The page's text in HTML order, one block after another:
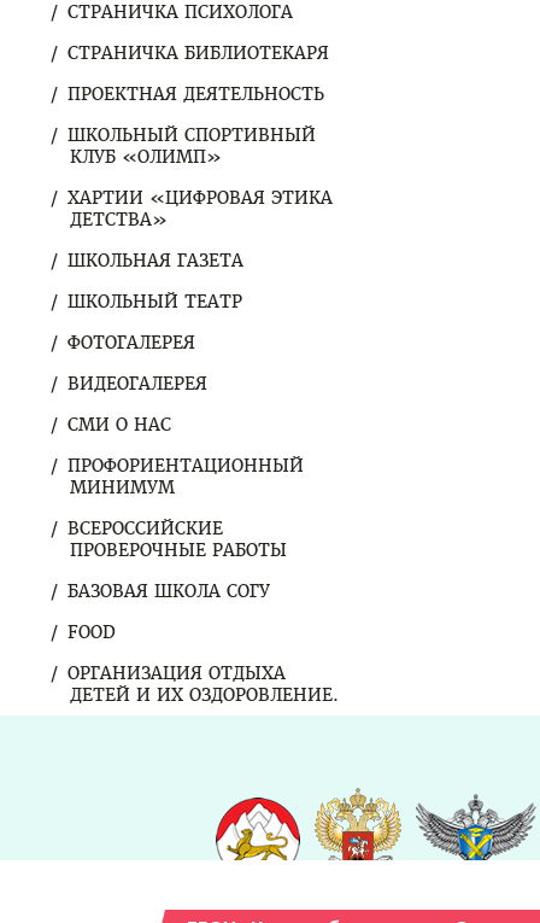
СТРАНИЧКА ПСИХОЛОГА
СТРАНИЧКА БИБЛИОТЕКАРЯ
ПРОЕКТНАЯ ДЕЯТЕЛЬНОСТЬ
ШКОЛЬНЫЙ СПОРТИВНЫЙ
КЛУБ «ОЛИМП»
ХАРТИИ «ЦИФРОВАЯ ЭТИКА
ДЕТСТВА»
ШКОЛЬНАЯ ГАЗЕТА
ШКОЛЬНЫЙ ТЕАТР
ФОТОГАЛЕРЕЯ
ВИДЕОГАЛЕРЕЯ
СМИ О НАС
ПРОФОРИЕНТАЦИОННЫЙ
МИНИМУМ
ВСЕРОССИЙСКИЕ
ПРОВЕРОЧНЫЕ РАБОТЫ
БАЗОВАЯ ШКОЛА СОГУ
FOOD
ОРГАНИЗАЦИЯ ОТДЫХА
ДЕТЕЙ И ИХ ОЗДОРОВЛЕНИЕ.